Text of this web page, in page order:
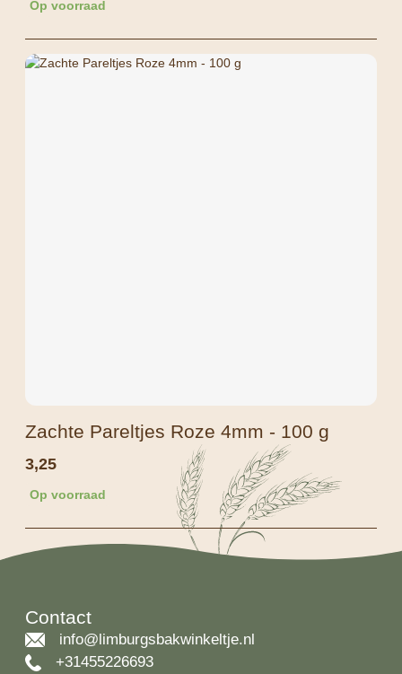
Op voorraad
Zachte Pareltjes Roze 4mm - 100 g
3,25
Op voorraad
Contact
info@limburgsbakwinkeltje.nl
+31455226693